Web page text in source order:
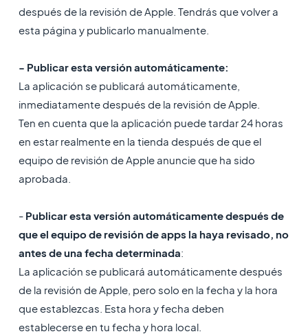
después de la revisión de Apple. Tendrás que volver a
esta página y publicarlo manualmente.
- Publicar esta versión automáticamente:
La aplicación se publicará automáticamente,
inmediatamente después de la revisión de Apple.
Ten en cuenta que la aplicación puede tardar 24 horas
en estar realmente en la tienda después de que el
equipo de revisión de Apple anuncie que ha sido
aprobada.
- Publicar esta versión automáticamente después de
que el equipo de revisión de apps la haya revisado, no
antes de una fecha determinada:
La aplicación se publicará automáticamente después
de la revisión de Apple, pero solo en la fecha y la hora
que establezcas. Esta hora y fecha deben
establecerse en tu fecha y hora local.